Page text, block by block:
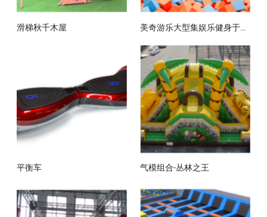
滑梯秋千木屋 美奇游乐大型集娱乐健身于一体的商用组合蹦床主题公园
平衡车 气模组合-丛林之王